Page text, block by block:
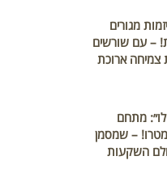
מגורים
– עם שורשים
צמיחה ארוכת
מתחם
– שמסמן
השקעות